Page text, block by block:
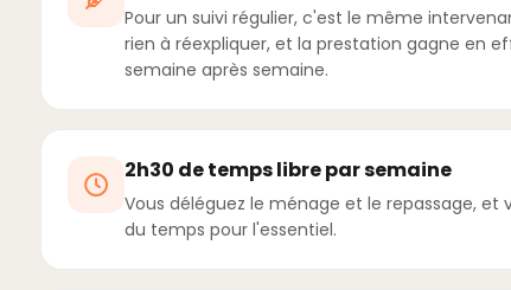
Pour un suivi régulier, c'est le même
rien à réexpliquer, et la prestation gagne en
semaine après semaine.
2h30 de temps libre par semaine
Vous déléguez le ménage et le repassage, et
du temps pour l'essentiel.